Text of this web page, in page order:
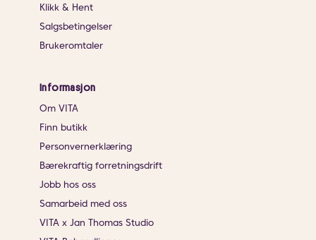
Klikk & Hent
Salgsbetingelser
Brukeromtaler
Informasjon
Om VITA
Finn butikk
Personvernerklæring
Bærekraftig forretningsdrift
Jobb hos oss
Samarbeid med oss
VITA x Jan Thomas Studio